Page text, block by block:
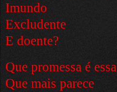
Imundo
Excludente
E doente?
Que promessa é essa
Que mais parece